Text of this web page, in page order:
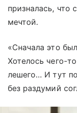
призналась, что
мечтой.
«Сначала это
Хотелось чего-
лешего… И тут
без раздумий